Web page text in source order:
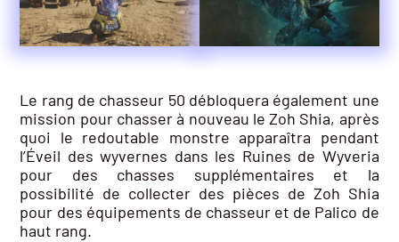
Le rang de chasseur 50 débloquera également une
mission pour chasser à nouveau le Zoh Shia, après
quoi le redoutable monstre apparaîtra pendant
l’Éveil des wyvernes dans les Ruines de Wyveria
pour des chasses supplémentaires et la
possibilité de collecter des pièces de Zoh Shia
pour des équipements de chasseur et de Palico de
haut rang.